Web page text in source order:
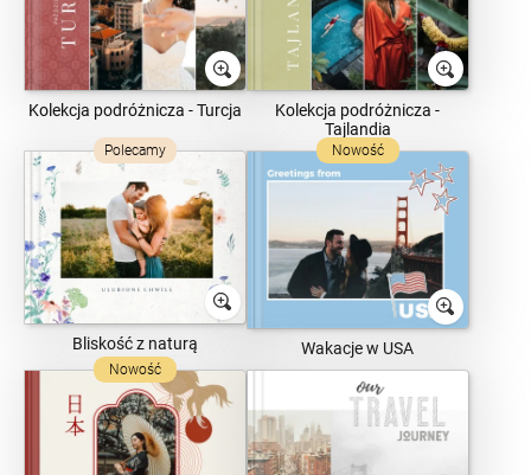
Kolekcja podróżnicza - Turcja
Kolekcja podróżnicza -
Tajlandia
Polecamy
Bliskość z naturą
Nowość
Wakacje w USA
Nowość